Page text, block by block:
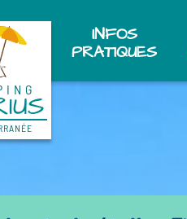
INFOS
PRATIQUES